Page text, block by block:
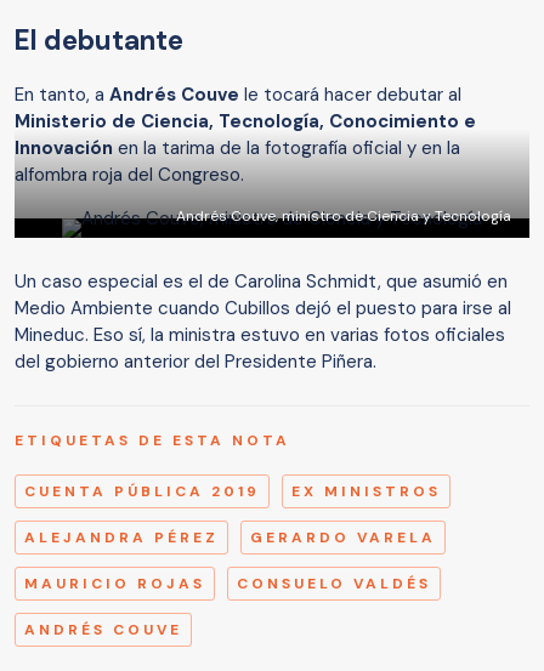
El debutante
En tanto, a Andrés Couve le tocará hacer debutar al
Ministerio de Ciencia, Tecnología, Conocimiento e
Innovación en la tarima de la fotografía oficial y en la
alfombra roja del Congreso.
Andrés Couve, ministro de Ciencia y Tecnología
Un caso especial es el de Carolina Schmidt, que asumió en
Medio Ambiente cuando Cubillos dejó el puesto para irse al
Mineduc. Eso sí, la ministra estuvo en varias fotos oficiales
del gobierno anterior del Presidente Piñera.
ETIQUETAS DE ESTA NOTA
CUENTA PÚBLICA 2019 EX MINISTROS
ALEJANDRA PÉREZ GERARDO VARELA
MAURICIO ROJAS CONSUELO VALDÉS
ANDRÉS COUVE